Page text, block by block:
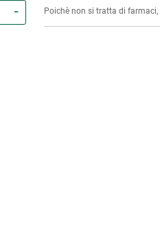
Poichè non si tratta di